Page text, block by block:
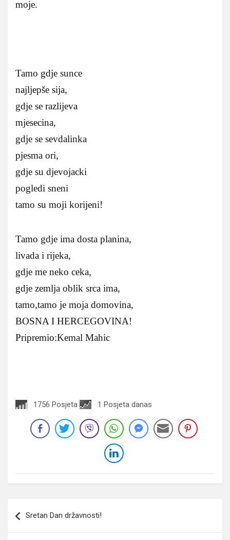
moje.
Tamo gdje sunce
najljepše sija,
gdje se razlijeva
mjesecina,
gdje se sevdalinka
pjesma ori,
gdje su djevojacki
pogledi sneni
tamo su moji korijeni!
Tamo gdje ima dosta planina,
livada i rijeka,
gdje me neko ceka,
gdje zemlja oblik srca ima,
tamo,tamo je moja domovina,
BOSNA I HERCEGOVINA!
Pripremio:Kemal Mahic
1756 Posjeta 1 Posjeta danas
članaka
Sretan Dan državnosti!